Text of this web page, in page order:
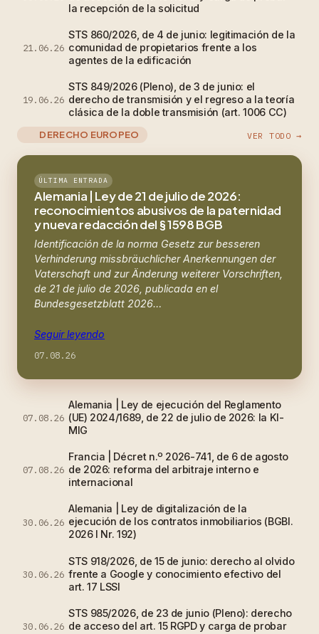
la recepción de la solicitud
21.06.26
STS 860/2026, de 4 de junio: legitimación de la
comunidad de propietarios frente a los
agentes de la edificación
19.06.26
STS 849/2026 (Pleno), de 3 de junio: el
derecho de transmisión y el regreso a la teoría
clásica de la doble transmisión (art. 1006 CC)
DERECHO EUROPEO
VER TODO →
ÚLTIMA ENTRADA
Alemania | Ley de 21 de julio de 2026:
reconocimientos abusivos de la paternidad
y nueva redacción del § 1598 BGB
Identificación de la norma Gesetz zur besseren
Verhinderung missbräuchlicher Anerkennungen der
Vaterschaft und zur Änderung weiterer Vorschriften,
de 21 de julio de 2026, publicada en el
Bundesgesetzblatt 2026…
Seguir leyendo
07.08.26
07.08.26
Alemania | Ley de ejecución del Reglamento
(UE) 2024/1689, de 22 de julio de 2026: la KI-
MIG
07.08.26
Francia | Décret n.º 2026-741, de 6 de agosto
de 2026: reforma del arbitraje interno e
internacional
30.06.26
Alemania | Ley de digitalización de la
ejecución de los contratos inmobiliarios (BGBl.
2026 I Nr. 192)
30.06.26
STS 918/2026, de 15 de junio: derecho al olvido
frente a Google y conocimiento efectivo del
art. 17 LSSI
30.06.26
STS 985/2026, de 23 de junio (Pleno): derecho
de acceso del art. 15 RGPD y carga de probar